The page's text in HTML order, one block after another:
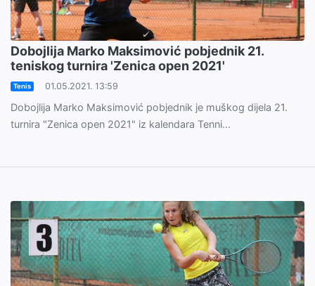
Dobojlija Marko Maksimović pobjednik 21.
teniskog turnira 'Zenica open 2021'
Tenis 01.05.2021. 13:59
Dobojlija Marko Maksimović pobjednik je muškog dijela 21.
turnira "Zenica open 2021" iz kalendara Tenni...